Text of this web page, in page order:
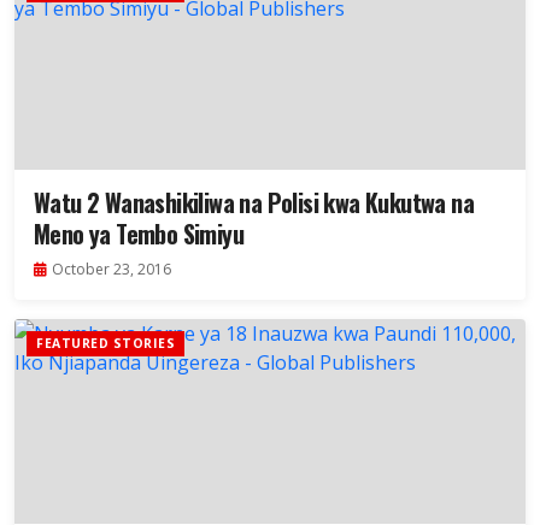
Watu 2 Wanashikiliwa na Polisi kwa Kukutwa na
Meno ya Tembo Simiyu
October 23, 2016
FEATURED STORIES